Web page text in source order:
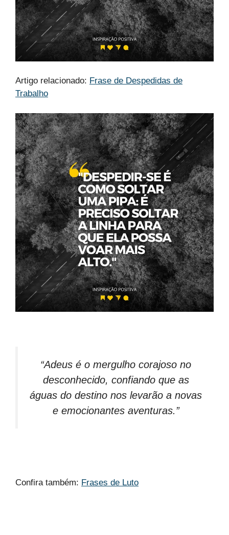
Artigo relacionado: Frase de Despedidas de
Trabalho
“Adeus é o mergulho corajoso no
desconhecido, confiando que as
águas do destino nos levarão a novas
e emocionantes aventuras.”
Confira também: Frases de Luto